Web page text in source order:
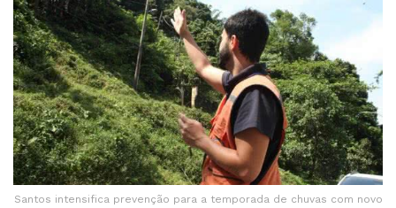
Santos intensifica prevenção para a temporada de chuvas com novo